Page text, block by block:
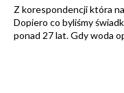
Z korespondencji która
Dopiero co byliśmy
ponad 27 lat. Gdy woda